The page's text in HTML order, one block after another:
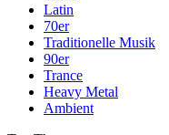
Latin
70er
Traditionelle Musik
90er
Trance
Heavy Metal
Ambient